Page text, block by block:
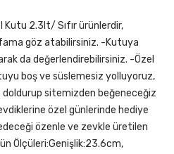
Kutu 2.3lt/ Sıfır ürünlerdir,
göz atabilirsiniz. -Kutuya
da değerlendirebilirsiniz. -Özel
boş ve süslemesiz yolluyoruz,
sitemizden beğeneceğiz
özel günlerinde hediye
özenle ve zevkle üretilen
Ölçüleri:Genişlik:23.6cm,